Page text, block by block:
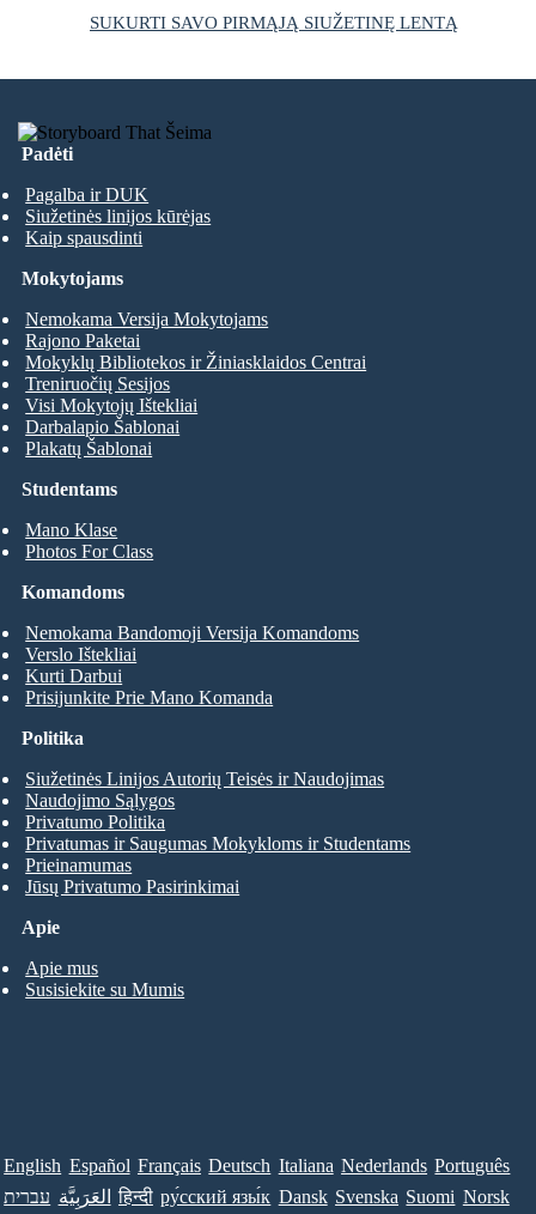
SUKURTI SAVO PIRMĄJĄ SIUŽETINĘ LENTĄ
Padėti
Pagalba ir DUK
Siužetinės linijos kūrėjas
Kaip spausdinti
Studentams
Mano Klase
Photos For Class
Mokytojams
Nemokama Versija Mokytojams
Rajono Paketai
Mokyklų Bibliotekos ir Žiniasklaidos Centrai
Treniruočių Sesijos
Visi Mokytojų Ištekliai
Darbalapio Šablonai
Plakatų Šablonai
Komandoms
Nemokama Bandomoji Versija Komandoms
Verslo Ištekliai
Kurti Darbui
Prisijunkite Prie Mano Komanda
Apie
Apie mus
Susisiekite su Mumis
Politika
Siužetinės Linijos Autorių Teisės ir Naudojimas
Naudojimo Sąlygos
Privatumo Politika
Privatumas ir Saugumas Mokykloms ir Studentams
Prieinamumas
Jūsų Privatumo Pasirinkimai
English Español Français Deutsch Italiana Nederlands Português
עברית العَرَبِيَّة हिन्दी ру́сский язы́к Dansk Svenska Suomi Norsk